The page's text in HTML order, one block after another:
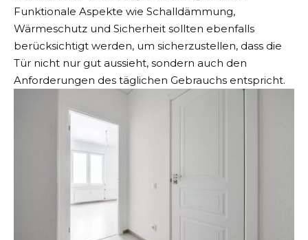
Funktionale Aspekte wie Schalldämmung,
Wärmeschutz und Sicherheit sollten ebenfalls
berücksichtigt werden, um sicherzustellen, dass die
Tür nicht nur gut aussieht, sondern auch den
Anforderungen des täglichen Gebrauchs entspricht.